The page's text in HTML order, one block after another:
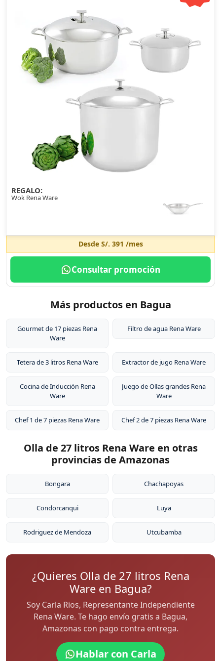
REGALO:
Wok Rena Ware
Desde S/. 391 /mes
Consultar promoción
Más productos en Bagua
Gourmet de 17 piezas Rena
Ware
Filtro de agua Rena Ware
Tetera de 3 litros Rena Ware Extractor de jugo Rena Ware
Cocina de Inducción Rena
Ware
Juego de Ollas grandes Rena
Ware
Chef 1 de 7 piezas Rena Ware Chef 2 de 7 piezas Rena Ware
Olla de 27 litros Rena Ware en otras
provincias de Amazonas
Bongara Chachapoyas
Condorcanqui Luya
Rodriguez de Mendoza Utcubamba
¿Quieres Olla de 27 litros Rena
Ware en Bagua?
Soy Carla Rios, Representante Independiente
Rena Ware. Te hago envío gratis a Bagua,
Amazonas con pago contra entrega.
Hablar con Carla